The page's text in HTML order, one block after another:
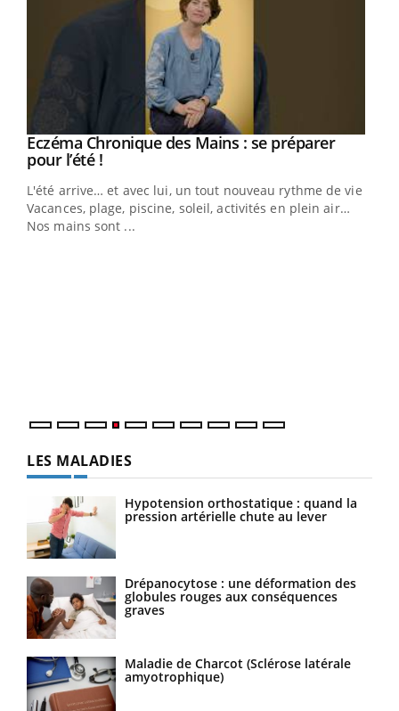
Youtube
Eczéma Chronique des Mains : se préparer
pour l’été !Youtube
L'été arrive… et avec lui, un tout nouveau rythme de vie !
Vacances, plage, piscine, soleil, activités en plein air…
Nos mains sont ...
LES MALADIES
Hypotension orthostatique : quand la
pression artérielle chute au lever
Drépanocytose : une déformation des
globules rouges aux conséquences
graves
Maladie de Charcot (Sclérose latérale
amyotrophique)